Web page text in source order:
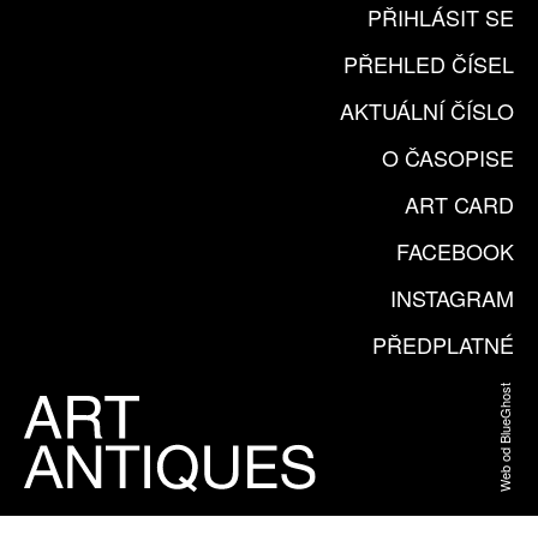
PŘIHLÁSIT SE
PŘEHLED ČÍSEL
AKTUÁLNÍ ČÍSLO
O ČASOPISE
ART CARD
FACEBOOK
INSTAGRAM
PŘEDPLATNÉ
Web od BlueGhost